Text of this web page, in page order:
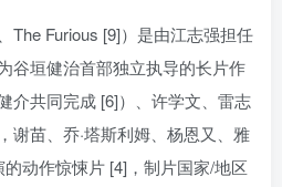
The Furious [9]）是由江志强担任
谷垣健治首部独立执导的长片作
介共同完成 [6]）、许学文、雷志
谢苗、乔·塔斯利姆、杨恩又、雅
的动作惊悚片 [4]，制片国家/地区